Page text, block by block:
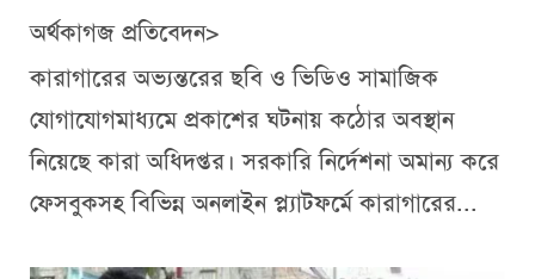
অর্থকাগজ প্রতিবেদন>
কারাগারের অভ্যন্তরের ছবি ও ভিডিও সামাজিক
যোগাযোগমাধ্যমে প্রকাশের ঘটনায় কঠোর অবস্থান
নিয়েছে কারা অধিদপ্তর। সরকারি নির্দেশনা অমান্য করে
ফেসবুকসহ বিভিন্ন অনলাইন প্ল্যাটফর্মে কারাগারের...